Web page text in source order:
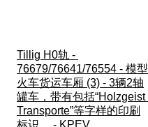
Tillig H0轨 -
76679/76641/76554 - 模型
火车货运车厢 (3) - 3辆2轴
罐车，带有包括“Holzgeist
Transporte”等字样的印刷
标识。 - KPEV